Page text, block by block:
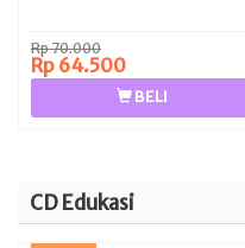
Rp 70.000
Rp 64.500
BELI
CD Edukasi